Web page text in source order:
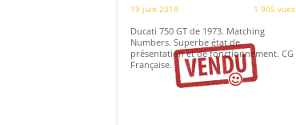
19 juin 2019
1 905 vues
Ducati 750 GT de 1973. Matching
Numbers. Superbe état de
présentation et de fonctionnement. CG
Française.